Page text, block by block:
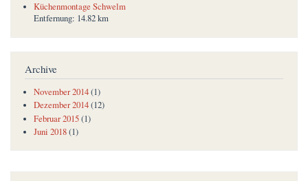
Küchenmontage Schwelm
Entfernung: 14.82 km
Archive
November 2014(1)
Dezember 2014(12)
Februar 2015(1)
Juni 2018(1)